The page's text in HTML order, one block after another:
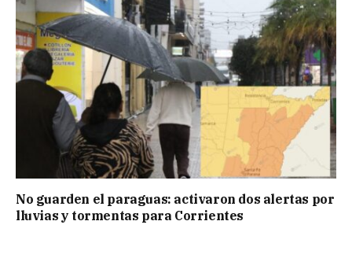
No guarden el paraguas: activaron dos alertas por
lluvias y tormentas para Corrientes